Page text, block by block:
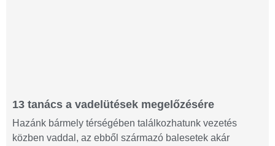
13 tanács a vadelütések megelőzésére
Hazánk bármely térségében találkozhatunk vezetés
közben vaddal, az ebből származó balesetek akár